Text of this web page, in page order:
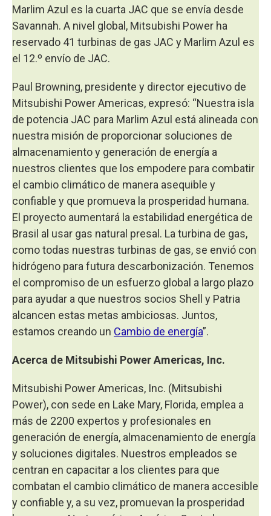
Marlim Azul es la cuarta JAC que se envía desde
Savannah. A nivel global, Mitsubishi Power ha
reservado 41 turbinas de gas JAC y Marlim Azul es
el 12.º envío de JAC.
Paul Browning, presidente y director ejecutivo de
Mitsubishi Power Americas, expresó: “Nuestra isla
de potencia JAC para Marlim Azul está alineada con
nuestra misión de proporcionar soluciones de
almacenamiento y generación de energía a
nuestros clientes que los empodere para combatir
el cambio climático de manera asequible y
confiable y que promueva la prosperidad humana.
El proyecto aumentará la estabilidad energética de
Brasil al usar gas natural presal. La turbina de gas,
como todas nuestras turbinas de gas, se envió con
hidrógeno para futura descarbonización. Tenemos
el compromiso de un esfuerzo global a largo plazo
para ayudar a que nuestros socios Shell y Patria
alcancen estas metas ambiciosas. Juntos,
estamos creando un Cambio de energía”.
Acerca de Mitsubishi Power Americas, Inc.
Mitsubishi Power Americas, Inc. (Mitsubishi
Power), con sede en Lake Mary, Florida, emplea a
más de 2200 expertos y profesionales en
generación de energía, almacenamiento de energía
y soluciones digitales. Nuestros empleados se
centran en capacitar a los clientes para que
combatan el cambio climático de manera accesible
y confiable y, a su vez, promuevan la prosperidad